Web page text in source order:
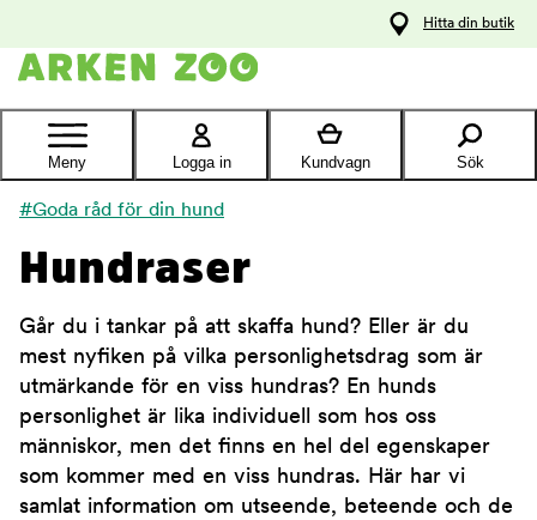
Kontakta
Hitta din butik
Meny Logga in Kundvagn Sök
#Goda råd för din hund
Hundraser
Går du i tankar på att skaffa hund? Eller är du
mest nyfiken på vilka personlighetsdrag som är
utmärkande för en viss hundras? En hunds
personlighet är lika individuell som hos oss
människor, men det finns en hel del egenskaper
som kommer med en viss hundras. Här har vi
samlat information om utseende, beteende och de